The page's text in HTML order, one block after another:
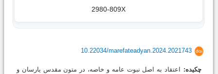
2980-809X
doi
10.22034/marefateadyan.2024.2021743
چکیده:
اعتقاد به اصل نبوت عامه و خاصه، در متون مقدس یارسان و